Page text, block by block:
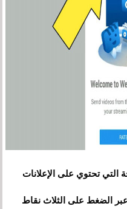
التي تحتوي على الإعلانات
عبر الضغط على الثلاث نقاط